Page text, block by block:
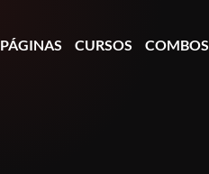
PÁGINAS CURSOS COMBOS